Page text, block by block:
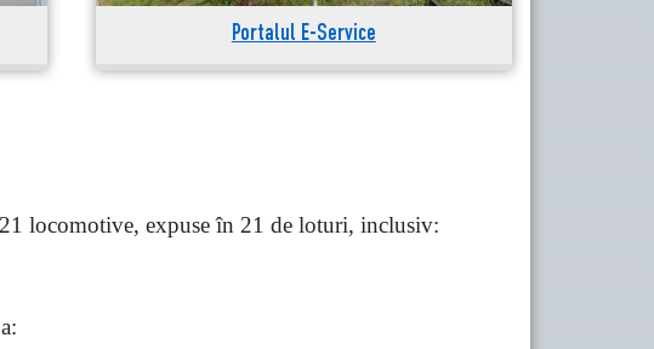
Portalul E-Service
locomotive, expuse în 21 de loturi, inclusiv: